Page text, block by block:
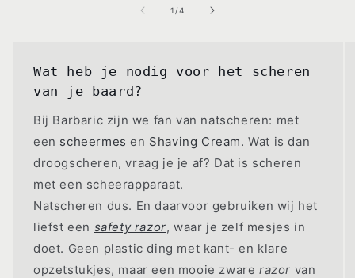
1 /van
4
Wat heb je nodig voor het scheren
van je baard?
Bij Barbaric zijn we fan van natscheren: met
een scheermesen Shaving Cream. Wat is dan
droogscheren, vraag je je af? Dat is scheren
met een scheerapparaat.
Natscheren dus. En daarvoor gebruiken wij het
liefst een safety razor, waar je zelf mesjes in
doet. Geen plastic ding met kant- en klare
opzetstukjes, maar een mooie zwarerazor van